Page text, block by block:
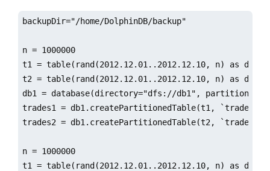
backupDir="/home/DolphinDB/backup"
n = 1000000
t1 = table(rand(2012.12.01..2012.12.10, n) as date,
t2 = table(rand(2012.12.01..2012.12.10, n) as date,
db1 = database(directory="dfs://db1",
trades1 = db1.createPartitionedTable(t1, `trades1,
trades2 = db1.createPartitionedTable(t2, `trades2,
n = 1000000
t1 = table(rand(2012.12.01..2012.12.10, n) as date,